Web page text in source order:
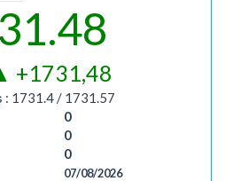
+1731,48
: 1731.4/ 1731.57
0
0
0
07/08/2026